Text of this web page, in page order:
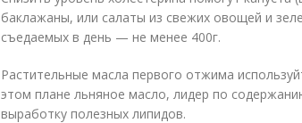
баклажаны, или салаты из свежих овощей и
съедаемых в день — не менее 400г.
Растительные масла первого отжима
этом плане льняное масло, лидер по
выработку полезных липидов.